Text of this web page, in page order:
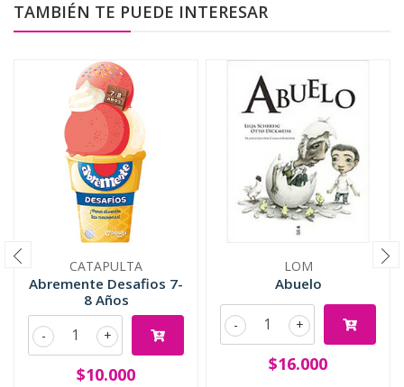
TAMBIÉN TE PUEDE INTERESAR
CATAPULTA
Abremente Desafios 7-
8 Años
+
-
$10.000
LOM
Abuelo
+
-
$16.000